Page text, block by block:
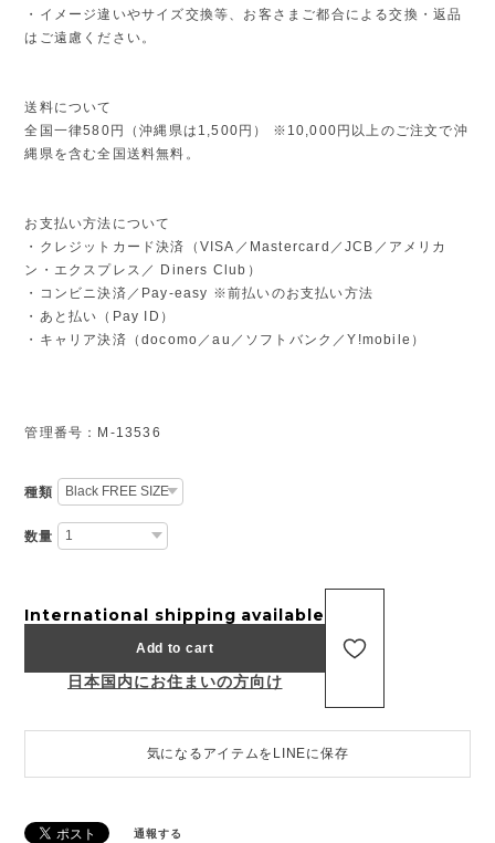
・イメージ違いやサイズ交換等、お客さまご都合による交換・返品
はご遠慮ください。
送料について
全国一律580円（沖縄県は1,500円） ※10,000円以上のご注文で沖
縄県を含む全国送料無料。
お支払い方法について
・クレジットカード決済（VISA／Mastercard／JCB／アメリカ
ン・エクスプレス／ Diners Club）
・コンビニ決済／Pay-easy ※前払いのお支払い方法
・あと払い（Pay ID）
・キャリア決済（docomo／au／ソフトバンク／Y!mobile）
管理番号：M-13536
種類
数量
International shipping available
Add to cart
日本国内にお住まいの方向け
気になるアイテムをLINEに保存
通報する